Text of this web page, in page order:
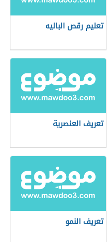
تعليم رقص الباليه
تعريف العنصرية
تعريف النمو